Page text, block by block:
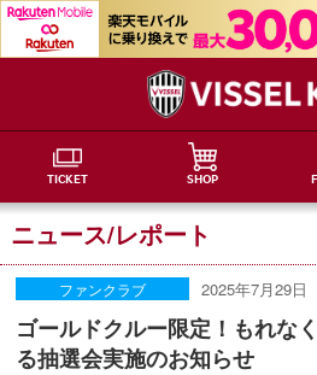
TICKET SHOP
ニュース/レポート
ファンクラブ 2025年7月29日
ゴールドクルー限定！もれな
る抽選会実施のお知らせ